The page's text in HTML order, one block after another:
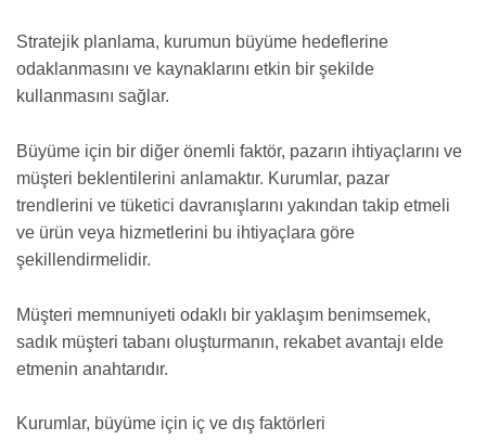
Stratejik planlama, kurumun büyüme hedeflerine
odaklanmasını ve kaynaklarını etkin bir şekilde
kullanmasını sağlar.
Büyüme için bir diğer önemli faktör, pazarın ihtiyaçlarını ve
müşteri beklentilerini anlamaktır. Kurumlar, pazar
trendlerini ve tüketici davranışlarını yakından takip etmeli
ve ürün veya hizmetlerini bu ihtiyaçlara göre
şekillendirmelidir.
Müşteri memnuniyeti odaklı bir yaklaşım benimsemek,
sadık müşteri tabanı oluşturmanın, rekabet avantajı elde
etmenin anahtarıdır.
Kurumlar, büyüme için iç ve dış faktörleri